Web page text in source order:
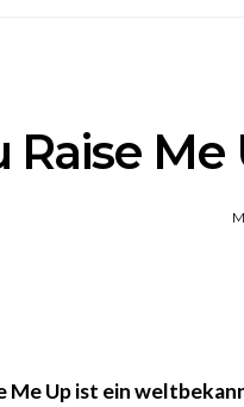
Raise
Me Up ist ein